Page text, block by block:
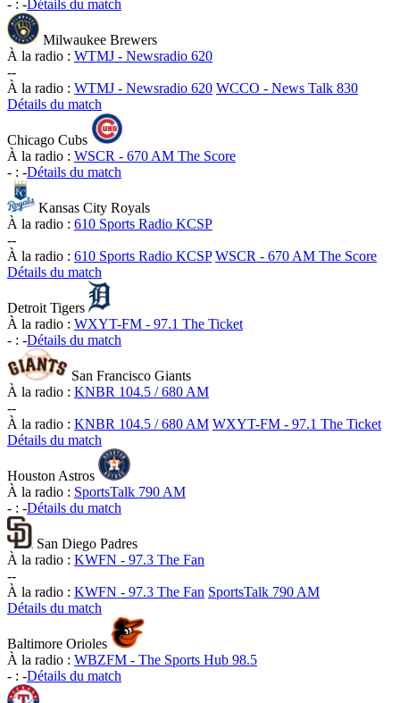
- : - Détails du match
Milwaukee Brewers
À la radio : WTMJ - Newsradio 620
--
À la radio : WTMJ - Newsradio 620 WCCO - News Talk 830
Détails du match
Chicago Cubs
À la radio : WSCR - 670 AM The Score
- : -Détails du match
Kansas City Royals
À la radio : 610 Sports Radio KCSP
--
À la radio : 610 Sports Radio KCSP WSCR - 670 AM The Score
Détails du match
Detroit Tigers
À la radio : WXYT-FM - 97.1 The Ticket
- : -Détails du match
San Francisco Giants
À la radio : KNBR 104.5 / 680 AM
--
À la radio : KNBR 104.5 / 680 AM WXYT-FM - 97.1 The Ticket
Détails du match
Houston Astros
À la radio : SportsTalk 790 AM
- : -Détails du match
San Diego Padres
À la radio : KWFN - 97.3 The Fan
--
À la radio : KWFN - 97.3 The Fan SportsTalk 790 AM
Détails du match
Baltimore Orioles
À la radio : WBZFM - The Sports Hub 98.5
- : -Détails du match